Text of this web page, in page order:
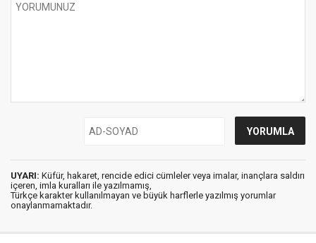
UYARI: Küfür, hakaret, rencide edici cümleler veya imalar, inançlara saldırı
içeren, imla kuralları ile yazılmamış,
Türkçe karakter kullanılmayan ve büyük harflerle yazılmış yorumlar
onaylanmamaktadır.